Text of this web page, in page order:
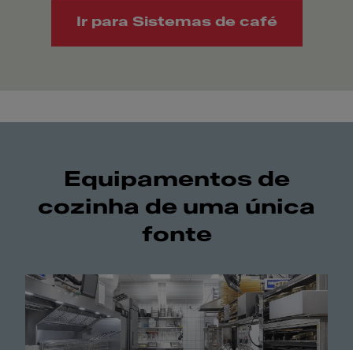
Ir para Sistemas de café
Equipamentos de
cozinha de uma única
fonte